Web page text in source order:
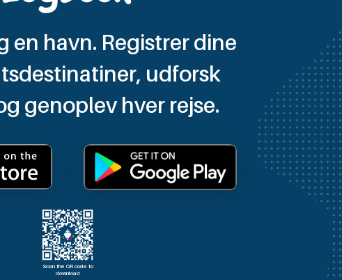
en havn. Registrer dine
udforsk
genoplev hver rejse.
Scan the QR code to
download